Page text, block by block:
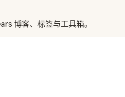
博客、标签与工具箱。